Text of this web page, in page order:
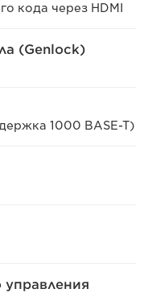
кода через HDMI
(Genlock)
1000 BASE-T)
управления